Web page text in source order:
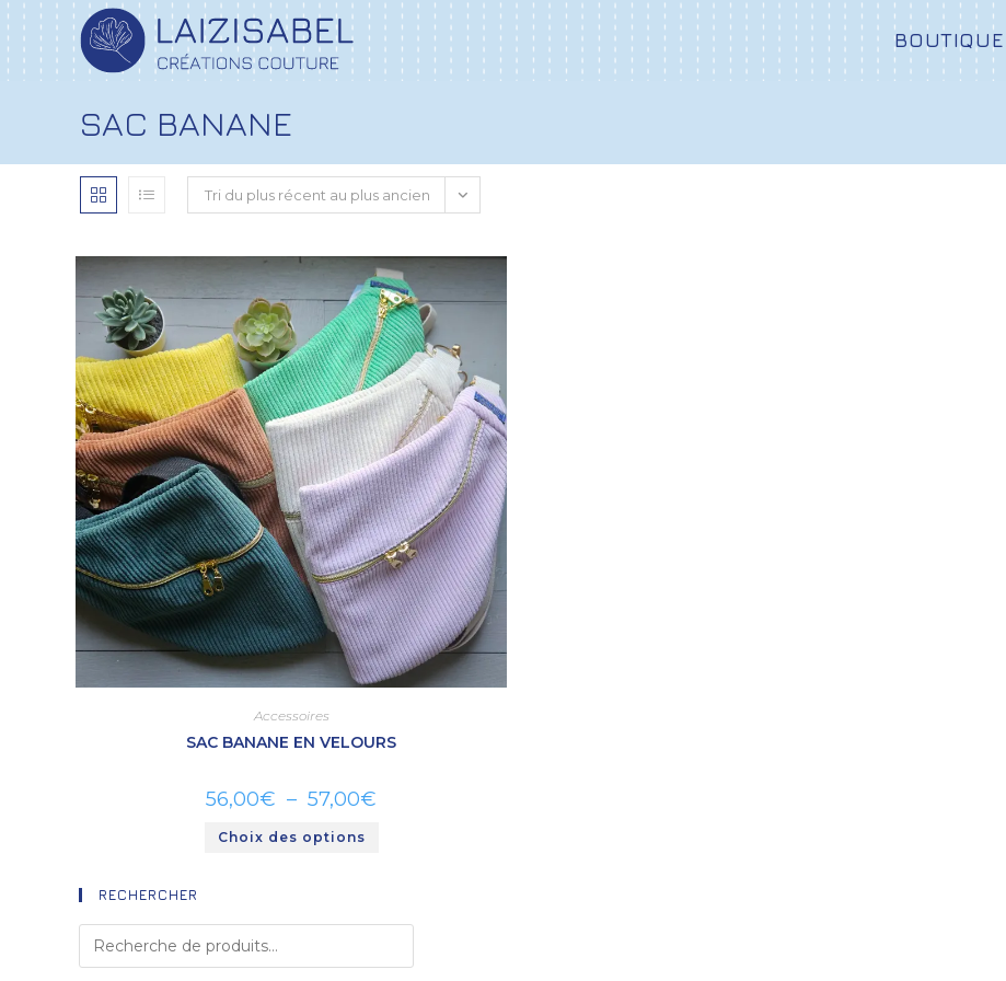
BOUTIQUE
SAC BANANE
Tri du plus récent au plus ancien
Accessoires
SAC BANANE EN VELOURS
56,00€ – 57,00€
Choix des options
RECHERCHER